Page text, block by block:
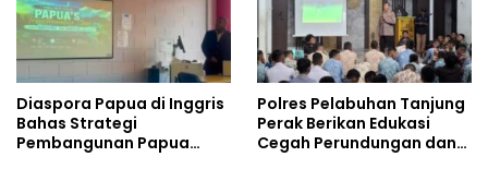
Diaspora Papua di Inggris
Bahas Strategi
Pembangunan Papua
Polres Pelabuhan Tanjung
Perak Berikan Edukasi
Cegah Perundungan dan